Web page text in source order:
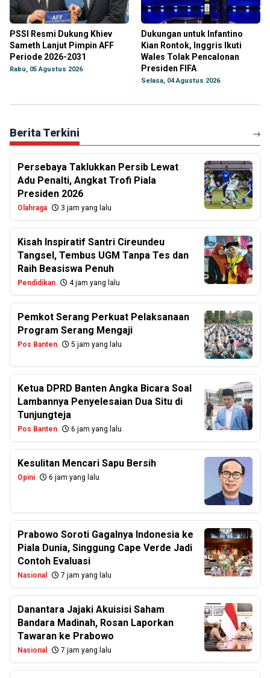
PSSI Resmi Dukung Khiev
Sameth Lanjut Pimpin AFF
Periode 2026-2031
Rabu, 05 Agustus 2026
Dukungan untuk Infantino
Kian Rontok, Inggris Ikuti
Wales Tolak Pencalonan
Presiden FIFA
Selasa, 04 Agustus 2026
Berita Terkini
Persebaya Taklukkan Persib Lewat
Adu Penalti, Angkat Trofi Piala
Presiden 2026
Olahraga 3 jam yang lalu
Kisah Inspiratif Santri Cireundeu
Tangsel, Tembus UGM Tanpa Tes dan
Raih Beasiswa Penuh
Pendidikan 4 jam yang lalu
Pemkot Serang Perkuat Pelaksanaan
Program Serang Mengaji
Pos Banten 5 jam yang lalu
Ketua DPRD Banten Angka Bicara Soal
Lambannya Penyelesaian Dua Situ di
Tunjungteja
Pos Banten 6 jam yang lalu
Kesulitan Mencari Sapu Bersih
Opini 6 jam yang lalu
Prabowo Soroti Gagalnya Indonesia ke
Piala Dunia, Singgung Cape Verde Jadi
Contoh Evaluasi
Nasional 7 jam yang lalu
Danantara Jajaki Akuisisi Saham
Bandara Madinah, Rosan Laporkan
Tawaran ke Prabowo
Nasional 7 jam yang lalu